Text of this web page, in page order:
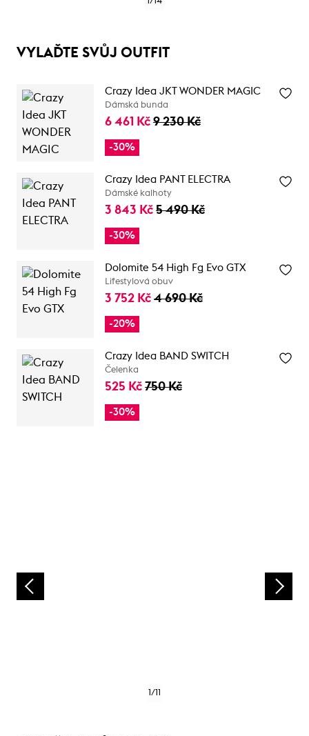
VYLAĎTE SVŮJ OUTFIT
Crazy Idea JKT WONDER MAGIC
Dámská bunda
6 461 Kč 9 230 Kč
-30%
Crazy Idea PANT ELECTRA
Dámské kalhoty
3 843 Kč 5 490 Kč
-30%
Dolomite 54 High Fg Evo GTX
Lifestylová obuv
3 752 Kč 4 690 Kč
-20%
Crazy Idea BAND SWITCH
Čelenka
525 Kč 750 Kč
-30%
1/11